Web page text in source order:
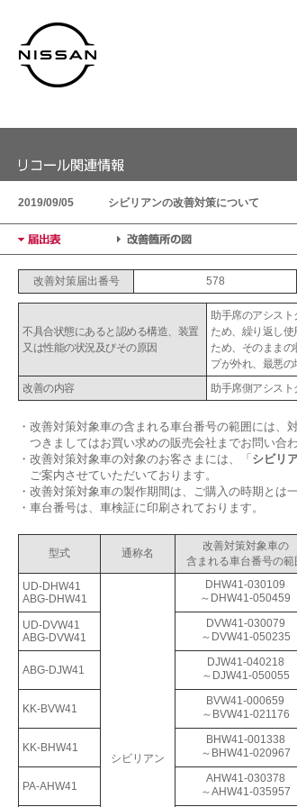
2019/09/05 シビリアンの改善対策について
改善対策届出番号 578
不具合状態にあると認める構造、装置
又は性能の状況及びその原因
助手席のアシス
ため、繰り返し
ため、そのまま
プが外れ、最悪の
改善の内容
助手席側アシスト
・ 改善対策対象車の含まれる車台番号の範囲には、
つきましてはお買い求めの販売会社までお問い合
・ 改善対策対象車の対象のお客さまには、「 シビリ
ご案内させていただいております。
・ 改善対策対象車の製作期間は、ご購入の時期とは
・ 車台番号は、車検証に印刷されております。
型式 通称名
改善対策対象車の
含まれる車台番号の範
UD-DHW41
ABG-DHW41
シビリアン
DHW41-030109
～DHW41-050459
UD-DVW41
ABG-DVW41
DVW41-030079
～DVW41-050235
ABG-DJW41
DJW41-040218
～DJW41-050055
KK-BVW41
BVW41-000659
～BVW41-021176
KK-BHW41
BHW41-001338
～BHW41-020967
PA-AHW41
AHW41-030378
～AHW41-035957